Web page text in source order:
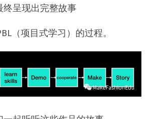
终呈现出完整故事
（项目式学习）的过程。